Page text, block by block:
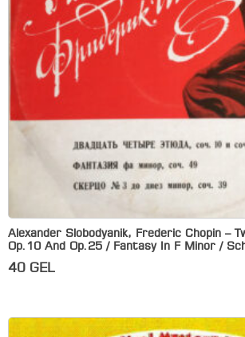
Alexander Slobodyanik, Frederic Chopin –
Op.10 And Op.25 / Fantasy In F Minor /
40 GEL